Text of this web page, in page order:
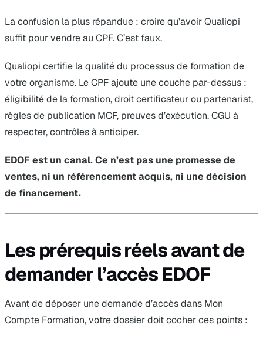
La confusion la plus répandue : croire qu’avoir Qualiopi
suffit pour vendre au CPF. C’est faux.
Qualiopi certifie la qualité du processus de formation de
votre organisme. Le CPF ajoute une couche par-dessus :
éligibilité de la formation, droit certificateur ou partenariat,
règles de publication MCF, preuves d’exécution, CGU à
respecter, contrôles à anticiper.
EDOF est un canal. Ce n’est pas une promesse de
ventes, ni un référencement acquis, ni une décision
de financement.
Les prérequis réels avant de
demander l’accès EDOF
Avant de déposer une demande d’accès dans Mon
Compte Formation, votre dossier doit cocher ces points :